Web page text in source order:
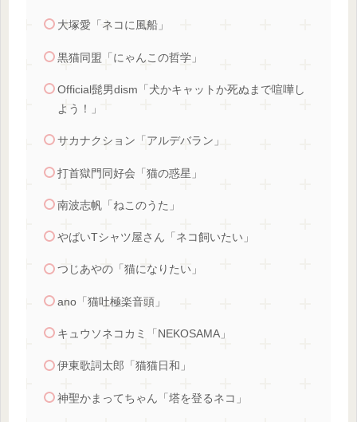
大塚愛「ネコに風船」
黒猫同盟「にゃんこの哲学」
Official髭男dism「犬かキャットか死ぬまで喧嘩し
よう！」
サカナクション「アルデバラン」
打首獄門同好会「猫の惑星」
南波志帆「ねこのうた」
やばいTシャツ屋さん「ネコ飼いたい」
つじあやの「猫になりたい」
ano「猫吐極楽音頭」
キュウソネコカミ「NEKOSAMA」
伊東歌詞太郎「猫猫日和」
神聖かまってちゃん「塔を登るネコ」